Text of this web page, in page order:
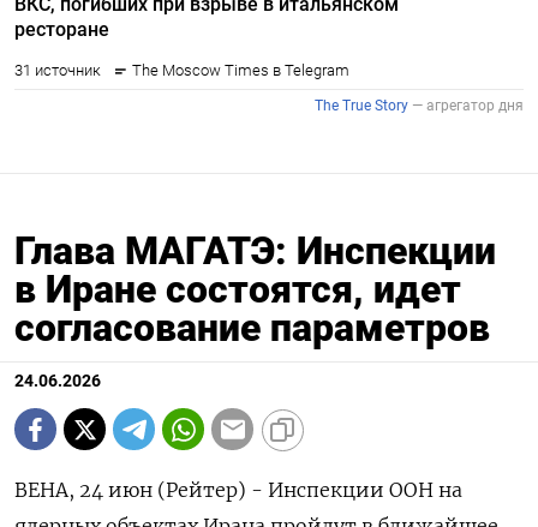
Глава МАГАТЭ: Инспекции
в Иране состоятся, идет
согласование параметров
24.06.2026
ВЕНА, 24 июн (Рейтер) - Инспекции ООН на